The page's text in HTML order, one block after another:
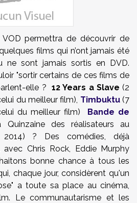
permettra de découvrir de
films qui n’ont jamais été
ne sont jamais sortis en DVD.
"sortir certains de ces films de
elle ?12 Years a Slave (2
du meilleur film), Timbuktu(7
du meilleur film) Bande de
des réalisateurs au
? Des comédies, déjà
avec Chris Rock, Eddie Murphy
bonne chance à tous les
chaque jour, considèrent qu'un
a toute sa place au cinéma,
Le communautarisme et les